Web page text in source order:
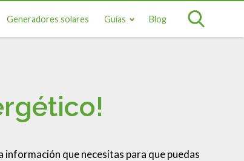
Generadores solares Guías Blog
información que necesitas para que puedas